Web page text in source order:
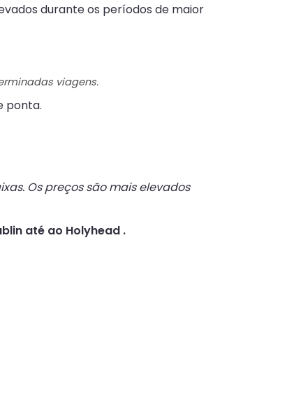
durante os períodos de maior
viagens.
ponta.
Os preços são mais elevados
até ao Holyhead .